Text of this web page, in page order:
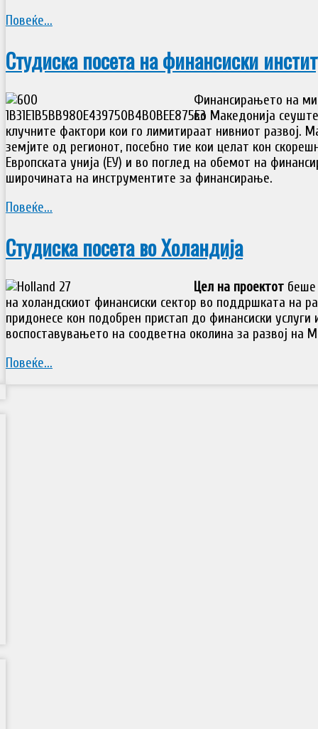
Повеќе...
Студиска посета на финансиски
Финансирањето на
во Македонија
клучните фактори кои го лимитираат нивниот развој.
земјите од регионот, посебно тие кои целат кон
Европската унија (ЕУ) и во поглед на обемот на
широчината на инструментите за финансирање.
Повеќе...
Студиска посета во Холандија
Цел на проектот беше
на холандскиот финансиски сектор во поддршката на
придонесе кон подобрен пристап до финансиски
воспоставувањето на соодветна околина за развој на
Повеќе...